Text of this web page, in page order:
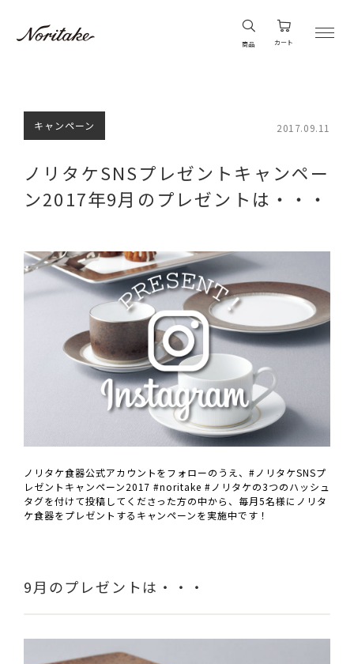
商品 カート
キャンペーン 2017.09.11
ノリタケSNSプレゼントキャンペー
ン2017年9月のプレゼントは・・・
ノリタケ食器公式アカウントをフォローのうえ、#ノリタケSNSプ
レゼントキャンペーン2017 #noritake #ノリタケの3つのハッシュ
タグを付けて投稿してくださった方の中から、毎月5名様にノリタ
ケ食器をプレゼントするキャンペーンを実施中です！
9月のプレゼントは・・・